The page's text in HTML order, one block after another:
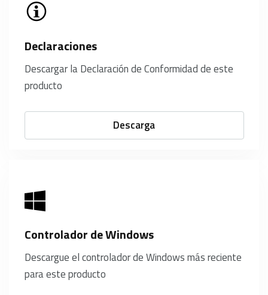
Declaraciones
Descargar la Declaración de Conformidad de este
producto
Descarga
Controlador de Windows
Descargue el controlador de Windows más reciente
para este producto